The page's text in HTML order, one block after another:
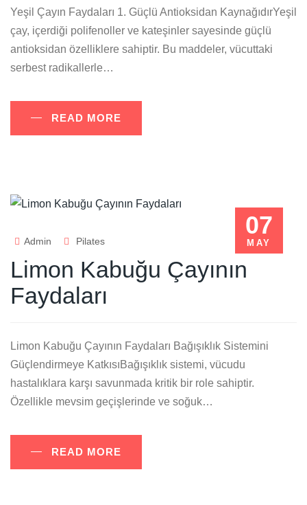
Yeşil Çayın Faydaları 1. Güçlü Antioksidan KaynağıdırYeşil
çay, içerdiği polifenoller ve kateşinler sayesinde güçlü
antioksidan özelliklere sahiptir. Bu maddeler, vücuttaki
serbest radikallerle…
READ MORE
07
MAY
Admin Pilates
Limon Kabuğu Çayının
Faydaları
Limon Kabuğu Çayının Faydaları Bağışıklık Sistemini
Güçlendirmeye KatkısıBağışıklık sistemi, vücudu
hastalıklara karşı savunmada kritik bir role sahiptir.
Özellikle mevsim geçişlerinde ve soğuk…
READ MORE